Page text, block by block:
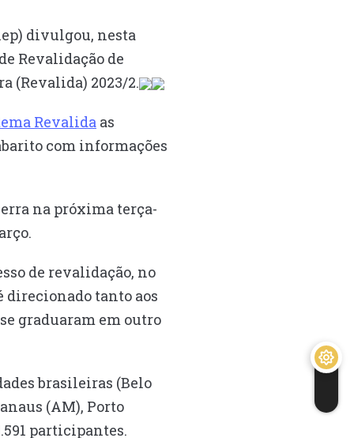
divulgou, nesta
Revalidação de
(Revalida) 2023/2.
Revalida as
com informações
na próxima terça-
de revalidação, no
direcionado tanto aos
graduaram em outro
brasileiras (Belo
(AM), Porto
participantes.